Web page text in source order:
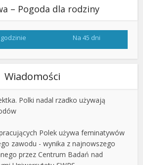
– Pogoda dla rodziny
Na 45 dni
Wiadomości
Polki nadal rzadko używają
Polek używa feminatywów
zawodu - wynika z najnowszego
przez Centrum Badań nad